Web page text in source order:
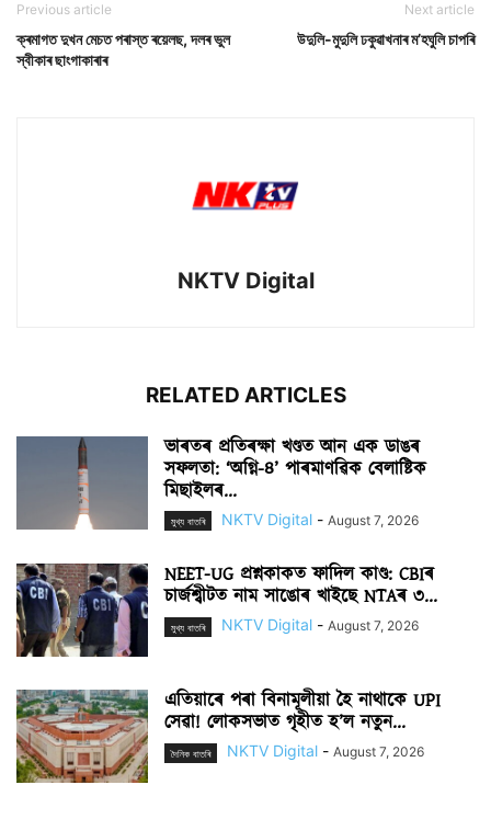
Previous article
ক্ৰমাগত দুখন মেচত পৰাস্ত ৰয়েলছ, দলৰ ভুল
স্বীকাৰ ছাংগাকাৰাৰ
Next article
উদুলি-মুদুলি ঢকুৱাখনাৰ ম’হঘুলি চাপৰি
NKTV Digital
RELATED ARTICLES
ভাৰতৰ প্ৰতিৰক্ষা খণ্ডত আন এক ডাঙৰ
সফলতা: ‘অগ্নি-৪’ পাৰমাণৱিক বেলাষ্টিক
মিছাইলৰ...
মুখ্য বাতৰি NKTV Digital - August 7, 2026
NEET-UG প্ৰশ্নকাকত ফাদিল কাণ্ড: CBIৰ
চাৰ্জশ্বীটত নাম সাঙোৰ খাইছে NTAৰ ৩...
মুখ্য বাতৰি NKTV Digital - August 7, 2026
এতিয়াৰে পৰা বিনামূলীয়া হৈ নাথাকে UPI
সেৱা! লোকসভাত গৃহীত হ’ল নতুন...
দৈনিক বাতৰি NKTV Digital - August 7, 2026